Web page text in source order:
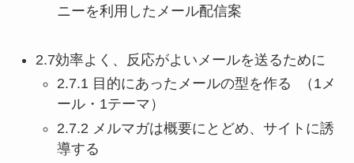
ニーを利用したメール配信案
2.7効率よく、反応がよいメールを送るために
2.7.1 目的にあったメールの型を作る （1メ
ール・1テーマ）
2.7.2 メルマガは概要にとどめ、サイトに誘
導する